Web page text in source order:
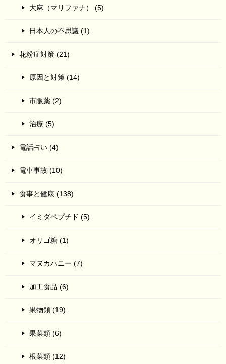
大麻（マリファナ） (5)
日本人の不思議 (1)
花粉症対策 (21)
原因と対策 (14)
市販薬 (2)
治療 (5)
電話占い (4)
電車事故 (10)
食事と健康 (138)
イミダペプチド (5)
オリゴ糖 (1)
マヌカハニー (7)
加工食品 (6)
果物類 (19)
果菜類 (6)
根菜類 (12)